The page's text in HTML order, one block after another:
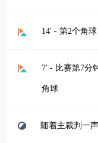
14' - 第2个角
7' - 比赛第7分
角球
随着主裁判一